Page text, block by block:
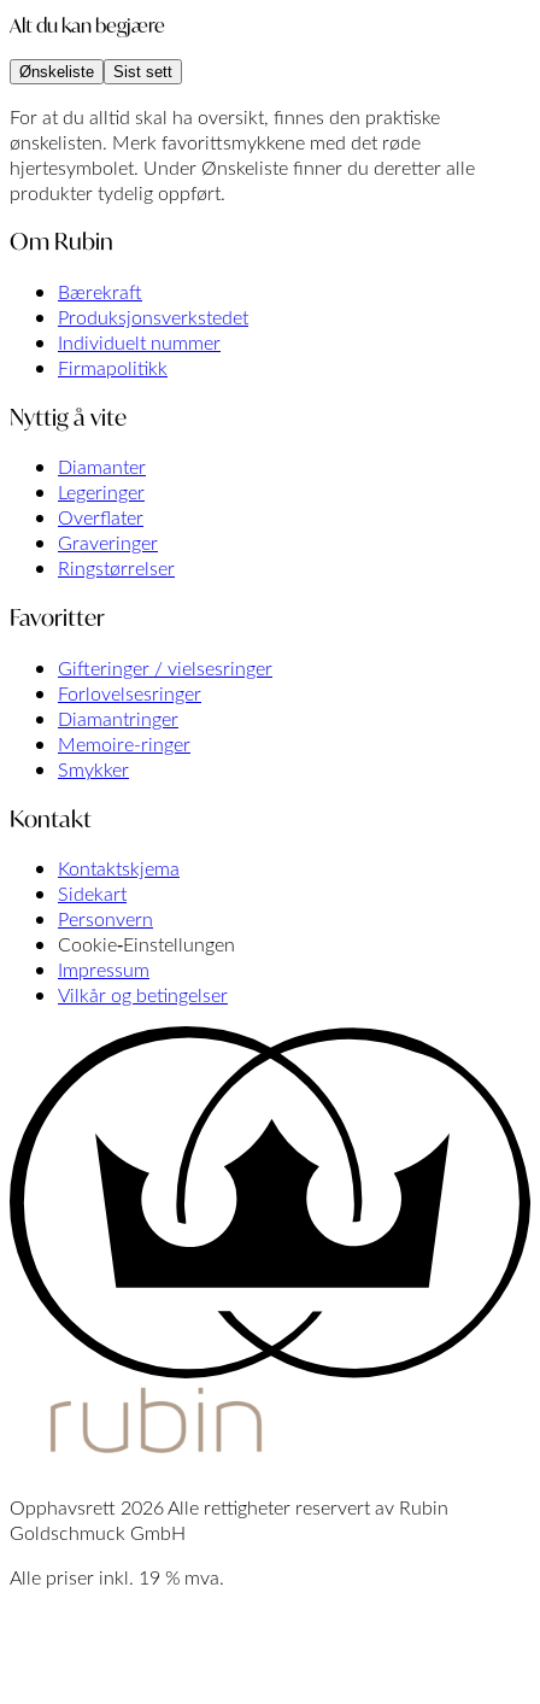
Alt du kan begjære
Ønskeliste Sist sett
For at du alltid skal ha oversikt, finnes den praktiske
ønskelisten. Merk favorittsmykkene med det røde
hjertesymbolet. Under Ønskeliste finner du deretter alle
produkter tydelig oppført.
Om Rubin
Bærekraft
Produksjonsverkstedet
Individuelt nummer
Firma­politikk
Nyttig å vite
Diamanter
Legeringer
Overflater
Graveringer
Ringstørrelser
Favoritter
Gifteringer / vielsesringer
Forlovelsesringer
Diamantringer
Memoire-ringer
Smykker
Kontakt
Kontaktskjema
Sidekart
Personvern
Cookie‑Einstellungen
Impressum
Vilkår og betingelser
Opphavsrett 2026 Alle rettigheter reservert av Rubin
Goldschmuck GmbH
Alle priser inkl. 19 % mva.